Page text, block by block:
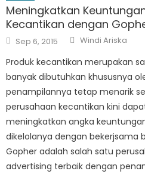
Meningkatkan
Kecantikan dengan
Posted
on
Sep 6, 2015 Author
Windi Ariska
Produk kecantikan merupakan
banyak dibutuhkan khususnya
penampilannya tetap menarik
perusahaan kecantikan kini
meningkatkan angka
dikelolanya dengan bekerjsama
Gopher adalah salah satu
advertising terbaik dengan